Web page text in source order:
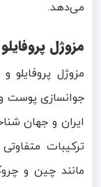
می‌دهد.
مزوژل پروفایلو
مزوژل پروفایلو
جوانسازی پوست
ایران و جهان
ترکیبات
مانند چین و